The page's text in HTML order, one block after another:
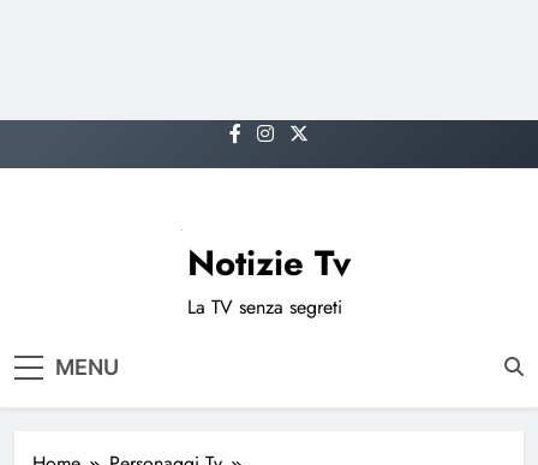
to
Notizie Tv
La TV senza segreti
MENU